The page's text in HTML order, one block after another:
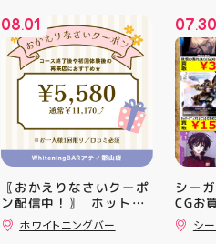
6」の紹介でした ・ 特
徴としては ☆軽量かつ
反発性に優れた「FF
TURBO SQUARED」を新
搭載し、推進力を向上さ
せました！
☆ASICSGRIPを前足部に
追加し、グリップ力を向
上させました！ ☆市場
トレンドの反発性とクッ
ション性を表したデザイ
ンと優れた通気性を兼ね
備えた「エンジニアード
ウーブンアッパー」を搭
08.01
〖おかえりなさいクーポ
ン配信中！〗 ⁡ ホットペ
ッパーより通常
￥11,170······▸
ホワイトニングバー
いたしま
22:00
り
お楽
ご家
人と
お出
屋台
に楽
ビア
思い
皆さ
フ一
てお
07.30
シー
CGお
る慈
￥30
シ